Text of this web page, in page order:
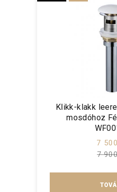
Klikk-klakk
mosdóhoz
7
7